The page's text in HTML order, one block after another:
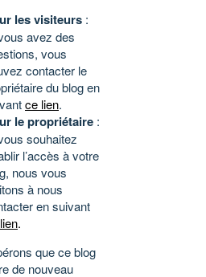
les visiteurs :
avez des
vous
contacter le
du blog en
ce lien.
le propriétaire :
souhaitez
l’accès à votre
nous vous
à nous
en suivant
.
que ce blog
de nouveau